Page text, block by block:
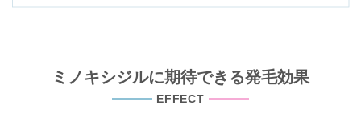
ミノキシジルに期待できる発毛効果
EFFECT